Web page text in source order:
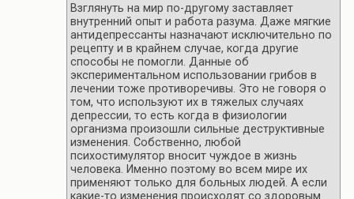
Взглянуть на мир по-другому заставляет
внутренний опыт и работа разума. Даже мягкие
антидепрессанты назначают исключительно по
рецепту и в крайнем случае, когда другие
способы не помогли. Данные об
экспериментальном использовании грибов в
лечении тоже противоречивы. Это не говоря о
том, что используют их в тяжелых случаях
депрессии, то есть когда в физиологии
организма произошли сильные деструктивные
изменения. Собственно, любой
психостимулятор вносит чуждое в жизнь
человека. Именно поэтому во всем мире их
применяют только для больных людей. А если
какие-то изменения происходят со здоровым